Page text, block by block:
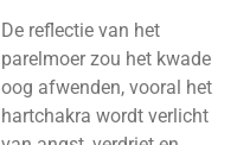
De reflectie van het
parelmoer zou het kwade
oog afwenden, vooral het
hartchakra wordt verlicht